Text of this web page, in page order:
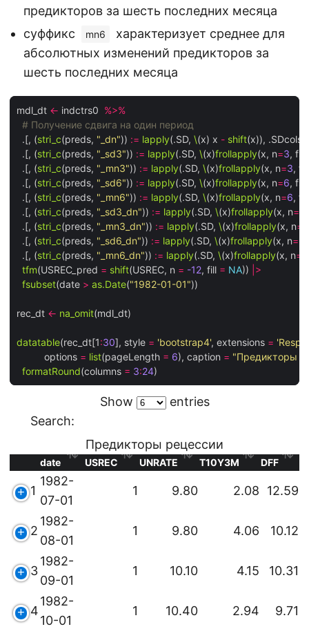
предикторов за шесть последних месяца
суффикс
mn6
характеризует среднее для
абсолютных изменений предикторов за
шесть последних месяца
mdl_dt <- indctrs0 %>%
# Получение сдвига на один период
  .[, (
stri_c(preds, "_dn")) := lapply(.SD, \(x) x - shift(x)), .SDcols
  .[, (
stri_c(preds, "_sd3")) := lapply(.SD, \(x)frollapply(x, n=3,
  .[, (
stri_c(preds, "_mn3")) := lapply(.SD, \(x)frollapply(x, n=3,
  .[, (
stri_c(preds, "_sd6")) := lapply(.SD, \(x)frollapply(x, n=6,
  .[, (
stri_c(preds, "_mn6")) := lapply(.SD, \(x)frollapply(x, n=6,
  .[, (
stri_c(preds, "_sd3_dn")) := lapply(.SD, \(x)frollapply(x, n=
  .[, (
stri_c(preds, "_mn3_dn")) := lapply(.SD, \(x)frollapply(x, n=
  .[, (
stri_c(preds, "_sd6_dn")) := lapply(.SD, \(x)frollapply(x, n=
  .[, (
stri_c(preds, "_mn6_dn")) := lapply(.SD, \(x)frollapply(x, n=
tfm(USREC_pred = shift(USREC, n = -12, fill = NA))
|>
fsubset(date > as.Date("1982-01-01"))
rec_dt <- na_omit(mdl_dt)
datatable(rec_dt[1:30], style = 'bootstrap4', extensions =
          options
= list(pageLength = 6), caption = "Предикторы
formatRound(columns = 3:24
Show
entries
Search:
Предикторы рецессии
date USREC UNRATE T10Y3M DFF
1
1982-
07-01
1 9.80 2.08 12.59
2
1982-
08-01
1 9.80 4.06 10.12
3
1982-
09-01
1 10.10 4.15 10.31
4
1982-
10-01
1 10.40 2.94 9.71